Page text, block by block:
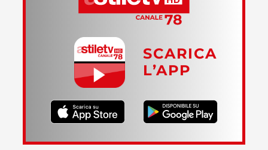
SCARICA
L’APP